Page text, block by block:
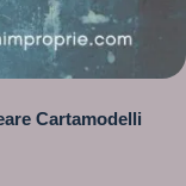
Cartamodelli